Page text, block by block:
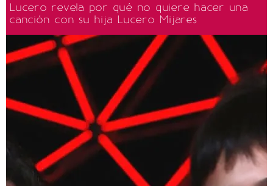
Lucero revela por qué no quiere hacer una
canción con su hija Lucero Mijares